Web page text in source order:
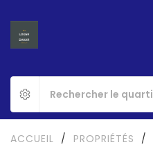
ACCUEIL / PROPRIÉTÉS /